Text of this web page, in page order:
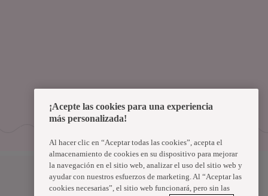
Uruguay
¡Acepte las cookies para una experiencia
más personalizada!
Al hacer clic en “Aceptar todas las cookies”, acepta el
almacenamiento de cookies en su dispositivo para mejorar
la navegación en el sitio web, analizar el uso del sitio web y
ayudar con nuestros esfuerzos de marketing. Al “Aceptar las
cookies necesarias”, el sitio web funcionará, pero sin las